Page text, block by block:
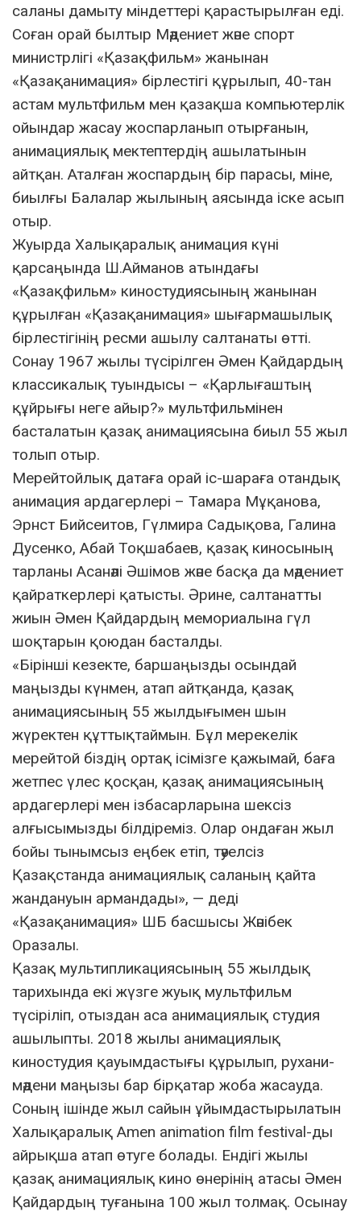
саланы дамыту міндеттері қарастырылған еді.
Соған орай былтыр Мәдениет және спорт
министрлігі «Қазақфильм» жанынан
«Қазақанимация» бірлестігі құрылып, 40-тан
астам мультфильм мен қазақша компьютерлік
ойындар жасау жоспарланып отырғанын,
анимациялық мектептердің ашылатынын
айтқан. Аталған жоспардың бір парасы, міне,
биылғы Балалар жылының аясында іске асып
отыр.
Жуырда Халықаралық анимация күні
қарсаңында Ш.Айманов атындағы
«Қазақфильм» киностудиясының жанынан
құрылған «Қазақанимация» шығармашылық
бірлестігінің ресми ашылу салтанаты өтті.
Сонау 1967 жылы түсірілген Әмен Қайдардың
классикалық туындысы – «Қарлығаштың
құйрығы неге айыр?» мультфильмінен
басталатын қазақ анимациясына биыл 55 жыл
толып отыр.
Мерейтойлық датаға орай іс-шараға отандық
анимация ардагерлері – Тамара Мұқанова,
Эрнст Бийсеитов, Гүлмира Садықова, Галина
Дусенко, Абай Тоқшабаев, қазақ киносының
тарланы Асанәлі Әшімов және басқа да мәдениет
қайраткерлері қатысты. Әрине, салтанатты
жиын Әмен Қайдардың мемориалына гүл
шоқтарын қоюдан басталды.
«Бірінші кезекте, баршаңызды осындай
маңызды күнмен, атап айтқанда, қазақ
анимациясының 55 жылдығымен шын
жүректен құттықтаймын. Бұл мерекелік
мерейтой біздің ортақ ісімізге қажымай, баға
жетпес үлес қосқан, қазақ анимациясының
ардагерлері мен ізбасарларына шексіз
алғысымызды білдіреміз. Олар ондаған жыл
бойы тынымсыз еңбек етіп, тәуелсіз
Қазақстанда анимациялық саланың қайта
жандануын армандады», — деді
«Қазақанимация» ШБ басшысы Жәнібек
Оразалы.
Қазақ мультипликациясының 55 жылдық
тарихында екі жүзге жуық мультфильм
түсіріліп, отыздан аса анимациялық студия
ашылыпты. 2018 жылы анимациялық
киностудия қауымдастығы құрылып, рухани-
мәдени маңызы бар бірқатар жоба жасауда.
Соның ішінде жыл сайын ұйымдастырылатын
Халықаралық Amen animation film festival-ды
айрықша атап өтуге болады. Ендігі жылы
қазақ анимациялық кино өнерінің атасы Әмен
Қайдардың туғанына 100 жыл толмақ. Осынау